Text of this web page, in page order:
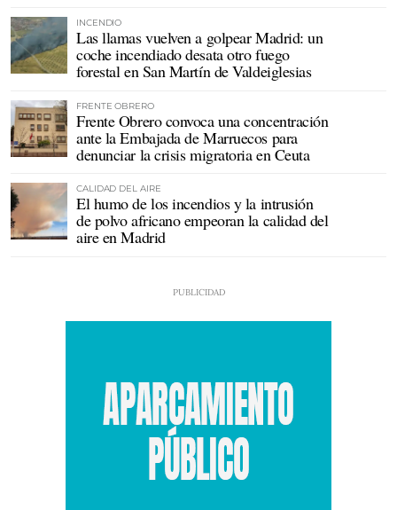
INCENDIO
Las llamas vuelven a golpear Madrid: un
coche incendiado desata otro fuego
forestal en San Martín de Valdeiglesias
FRENTE OBRERO
Frente Obrero convoca una concentración
ante la Embajada de Marruecos para
denunciar la crisis migratoria en Ceuta
CALIDAD DEL AIRE
El humo de los incendios y la intrusión
de polvo africano empeoran la calidad del
aire en Madrid